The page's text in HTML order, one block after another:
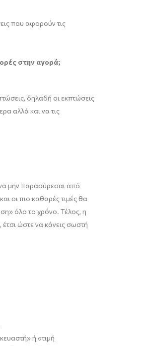
που αφορούν τις
στην αγορά;
δηλαδή οι εκπτώσεις
αλλά και να τις
να μην παρασύρεσαι από
οι πιο καθαρές τιμές θα
όλο το χρόνο. Τέλος, η
ώστε να κάνεις σωστή
ή «τιμή